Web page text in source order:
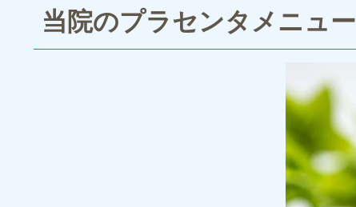
当院のプラセンタメニュー